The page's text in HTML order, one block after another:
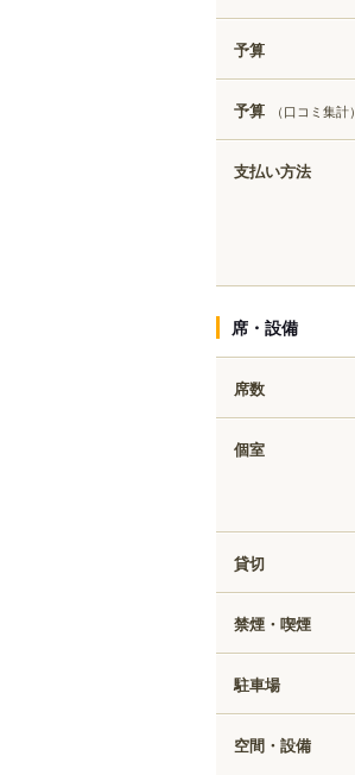
予算
予算 （口コミ集計）
支払い方法
席・設備
席数
個室
貸切
禁煙・喫煙
駐車場
空間・設備